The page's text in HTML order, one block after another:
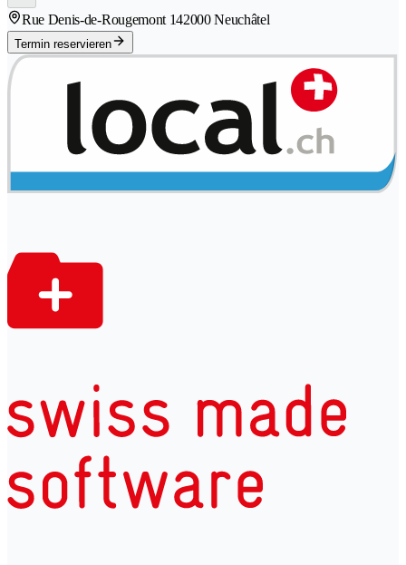
Rue Denis-de-Rougemont 142000 Neuchâtel
Termin reservieren